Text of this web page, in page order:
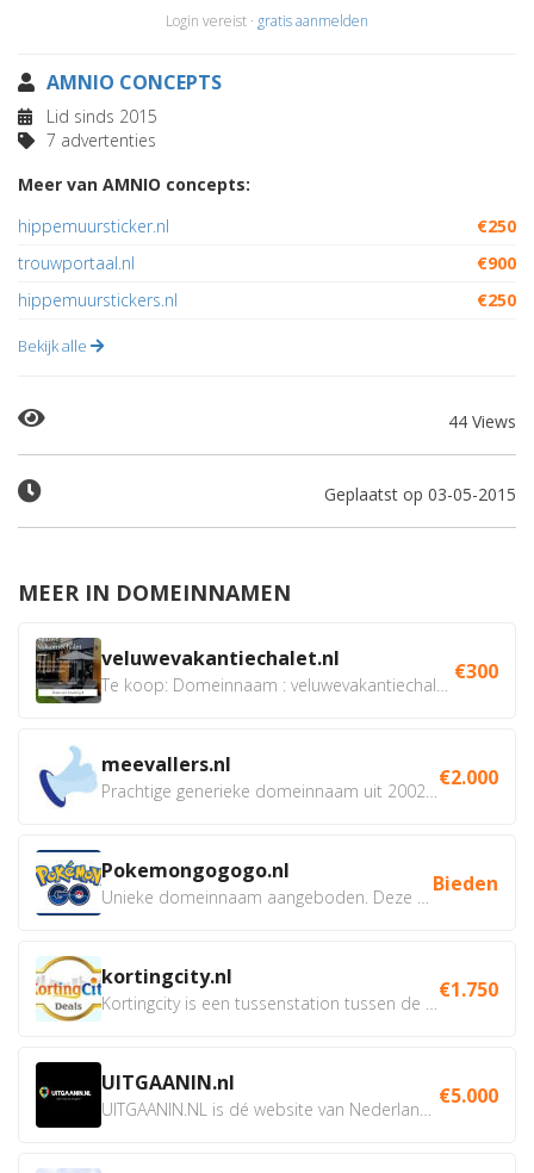
Login vereist · gratis aanmelden
AMNIO CONCEPTS
Lid sinds 2015
7 advertenties
Meer van AMNIO concepts:
hippemuursticker.nl
€250
trouwportaal.nl
€900
hippemuurstickers.nl
€250
Bekijk alle
44 Views
Geplaatst op 03-05-2015
MEER IN DOMEINNAMEN
veluwevakantiechalet.nl €300
meevallers.nl €2.000
Pokemongogogo.nl Bieden
kortingcity.nl €1.750
UITGAANIN.nl €5.000